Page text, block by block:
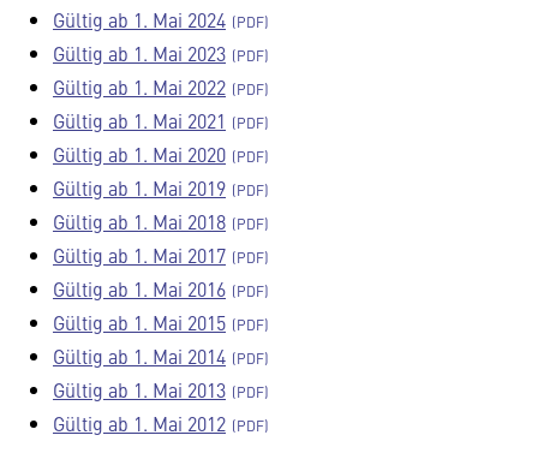
Gültig ab 1. Mai 2024
Gültig ab 1. Mai 2023
Gültig ab 1. Mai 2022
Gültig ab 1. Mai 2021
Gültig ab 1. Mai 2020
Gültig ab 1. Mai 2019
Gültig ab 1. Mai 2018
Gültig ab 1. Mai 2017
Gültig ab 1. Mai 2016
Gültig ab 1. Mai 2015
Gültig ab 1. Mai 2014
Gültig ab 1. Mai 2013
Gültig ab 1. Mai 2012